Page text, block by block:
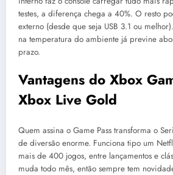
testes, a diferença chega a 40%. O resto
externo (desde que seja USB 3.1 ou
na temperatura do ambiente já previne
prazo.
Vantagens do Xbox
Xbox Live Gold
Quem assina o Game Pass transforma o
de diversão enorme. Funciona tipo um
mais de 400 jogos, entre lançamentos e
muda todo mês, então sempre tem